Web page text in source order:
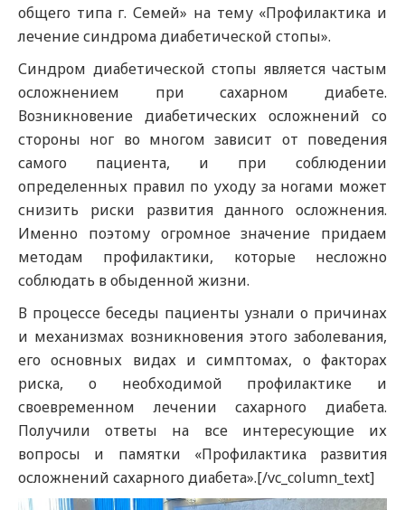
общего типа г. Семей» на тему «Профилактика и
лечение синдрома диабетической стопы».
Синдром диабетической стопы является частым
осложнением при сахарном диабете.
Возникновение диабетических осложнений со
стороны ног во многом зависит от поведения
самого пациента, и при соблюдении
определенных правил по уходу за ногами может
снизить риски развития данного осложнения.
Именно поэтому огромное значение придаем
методам профилактики, которые несложно
соблюдать в обыденной жизни.
В процессе беседы пациенты узнали о причинах
и механизмах возникновения этого заболевания,
его основных видах и симптомах, о факторах
риска, о необходимой профилактике и
своевременном лечении сахарного диабета.
Получили ответы на все интересующие их
вопросы и памятки «Профилактика развития
осложнений сахарного диабета».[/vc_column_text]